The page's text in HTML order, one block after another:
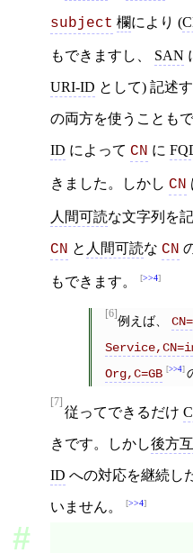
subject 欄により (
もできますし、 SAN
URI-ID として) 記述
の両方を使うことも
ID によって CN に
きました。しかし CN
人間可読な文字列を
CN と 人間可読な CN
もできます。 >>4
[6]例えば、
Org,C=GB
>>4
[7]
従ってできるだけ
きです。しかし後方
ID への対応を継続し
いません。 >>4